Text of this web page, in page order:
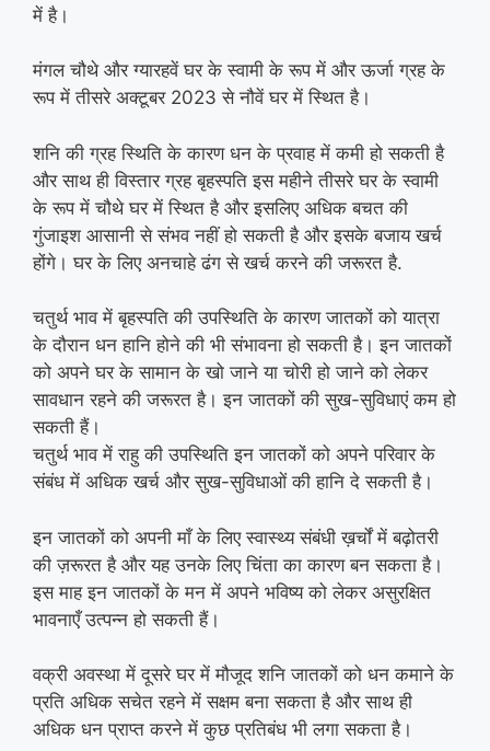
में है।
मंगल चौथे और ग्यारहवें घर के स्वामी के रूप में और ऊर्जा ग्रह के
रूप में तीसरे अक्टूबर 2023 से नौवें घर में स्थित है।
शनि की ग्रह स्थिति के कारण धन के प्रवाह में कमी हो सकती है
और साथ ही विस्तार ग्रह बृहस्पति इस महीने तीसरे घर के स्वामी
के रूप में चौथे घर में स्थित है और इसलिए अधिक बचत की
गुंजाइश आसानी से संभव नहीं हो सकती है और इसके बजाय खर्च
होंगे। घर के लिए अनचाहे ढंग से खर्च करने की जरूरत है.
चतुर्थ भाव में बृहस्पति की उपस्थिति के कारण जातकों को यात्रा
के दौरान धन हानि होने की भी संभावना हो सकती है। इन जातकों
को अपने घर के सामान के खो जाने या चोरी हो जाने को लेकर
सावधान रहने की जरूरत है। इन जातकों की सुख-सुविधाएं कम हो
सकती हैं।
चतुर्थ भाव में राहु की उपस्थिति इन जातकों को अपने परिवार के
संबंध में अधिक खर्च और सुख-सुविधाओं की हानि दे सकती है।
इन जातकों को अपनी माँ के लिए स्वास्थ्य संबंधी ख़र्चों में बढ़ोतरी
की ज़रूरत है और यह उनके लिए चिंता का कारण बन सकता है।
इस माह इन जातकों के मन में अपने भविष्य को लेकर असुरक्षित
भावनाएँ उत्पन्न हो सकती हैं।
वक्री अवस्था में दूसरे घर में मौजूद शनि जातकों को धन कमाने के
प्रति अधिक सचेत रहने में सक्षम बना सकता है और साथ ही
अधिक धन प्राप्त करने में कुछ प्रतिबंध भी लगा सकता है।